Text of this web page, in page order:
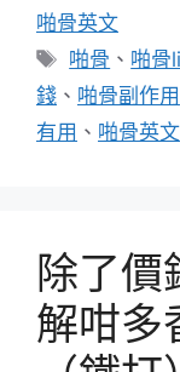
啪骨英文
標
籤
啪骨 、 啪骨
錢 、 啪骨副作用
有用 、 啪骨英文
除了價
解咁多